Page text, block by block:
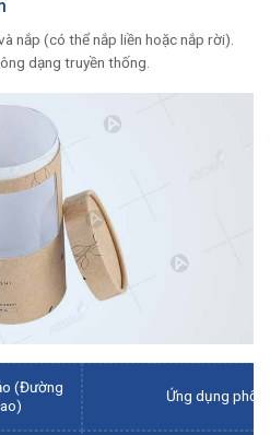
nắp (có thể nắp liền hoặc nắp rời).
dạng truyền thống.
(Đường
Ứng dụng phổ